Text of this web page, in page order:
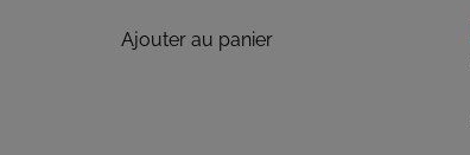
Ajouter au panier